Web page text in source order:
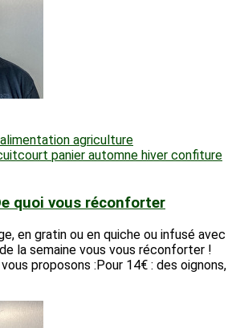
alimentation agriculture
panier automne hiver confiture
quoi vous réconforter
en gratin ou en quiche ou infusé avec
la semaine vous vous réconforter !
proposons :Pour 14€ : des oignons,